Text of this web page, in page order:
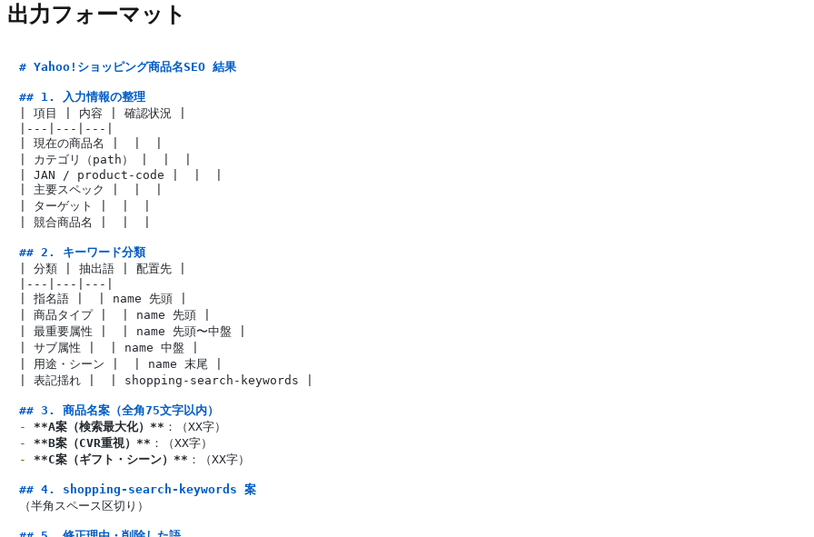
出力フォーマット
# Yahoo!ショッピング商品名SEO 結果
## 1. 入力情報の整理
| 項目 | 内容 | 確認状況 |
|---|---|---|
| 現在の商品名 |  |  |
| カテゴリ（path） |  |  |
| JAN / product-code |  |  |
| 主要スペック |  |  |
| ターゲット |  |  |
| 競合商品名 |  |  |
## 2. キーワード分類
| 分類 | 抽出語 | 配置先 |
|---|---|---|
| 指名語 |  | name 先頭 |
| 商品タイプ |  | name 先頭 |
| 最重要属性 |  | name 先頭〜中盤 |
| サブ属性 |  | name 中盤 |
| 用途・シーン |  | name 末尾 |
| 表記揺れ |  | shopping-search-keywords |
## 3. 商品名案（全角75文字以内）
-
**A案（検索最大化）**
-
**B案（CVR重視）**
-
**C案（ギフト・シーン）** ：（XX字）
## 4. shopping-search-keywords 案
（半角スペース区切り）